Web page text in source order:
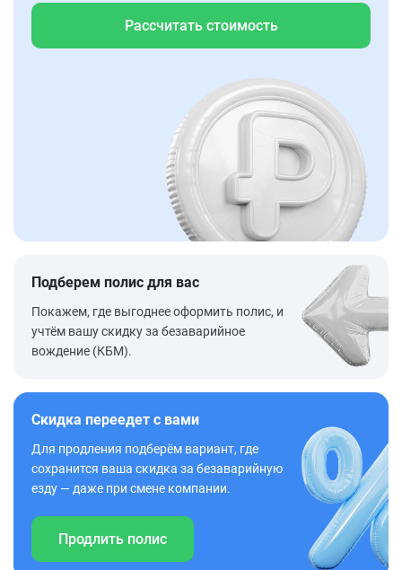
Рассчитать стоимость
Подберем полис для вас
Покажем, где выгоднее оформить полис, и
учтём вашу скидку за безаварийное
вождение (КБМ).
Скидка переедет с вами
Для продления подберём вариант, где
сохранится ваша скидка за безаварийную
езду — даже при смене компании.
Продлить полис